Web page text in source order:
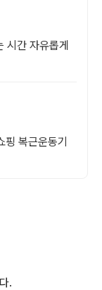
시간 자유롭게
복근운동기
.